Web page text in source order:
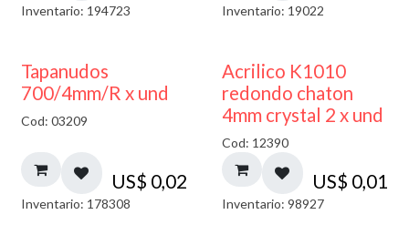
Inventario: 194723 Inventario: 19022
Tapanudos
700/4mm/R x und
Cod: 03209
US$ 0,02
Inventario: 178308
50% DESCUENTO
Acrilico K1010
redondo chaton
4mm crystal 2 x und
Cod: 12390
US$ 0,01
Inventario: 98927